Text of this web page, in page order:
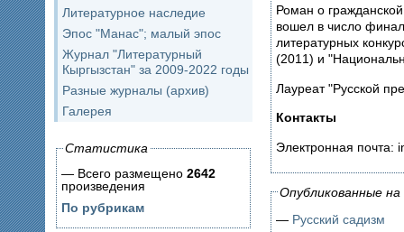
Литературное наследие
Эпос "Манас"; малый эпос
Журнал "Литературный
Кыргызстан" за 2009-2022 годы
Разные журналы (архив)
Галерея
Статистика
— Всего размещено 2642
произведения
По рубрикам
Роман о
вошел в число
литературных
(2011) и
Лауреат "Русской
Контакты
Электронная почта:
Опубликованные
— Русский садизм